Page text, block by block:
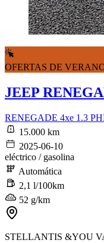
OFERTAS DE
JEEP
RENEGADE 4xe 1.3
15.000 km
2025-06-10
eléctrico / gasolina
Automática
2,1 l/100km
52 g/km
STELLANTIS &YOU